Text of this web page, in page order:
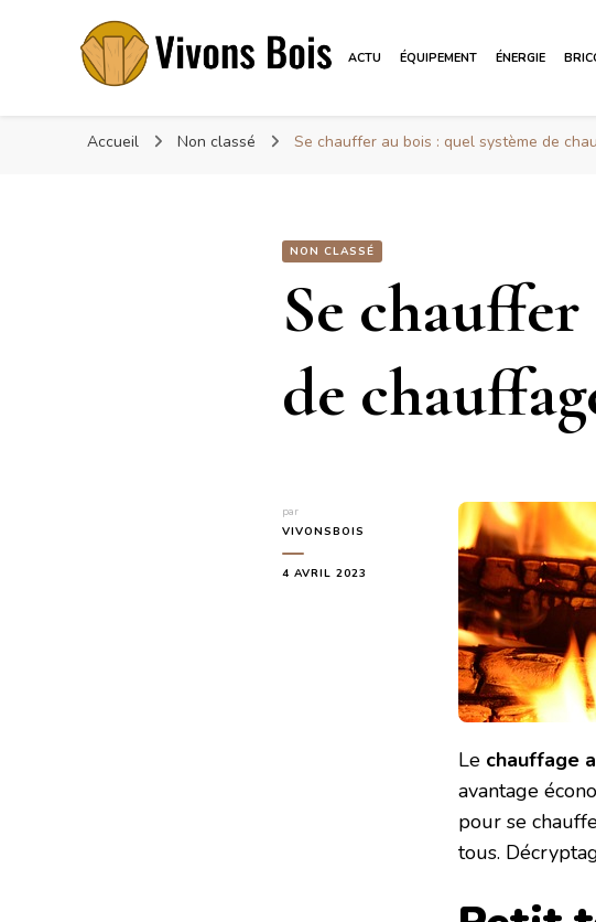
Vivonsbois
ACTU ÉQUIPEMENT ÉNERGIE
Accueil Non classé Se chauffer au bois : quel système de
NON CLASSÉ
Se
de
par
VIVONSBOIS
4 AVRIL 2023
Le chauffage
avantage
pour se
tous.